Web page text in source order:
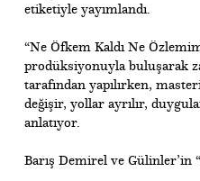
etiketiyle yayımlandı.
“Ne Öfkem Kaldı Ne
prodüksiyonuyla buluşarak
tarafından yapılırken,
değişir, yollar ayrılır,
anlatıyor.
​Barış Demirel ve Gülinler’in